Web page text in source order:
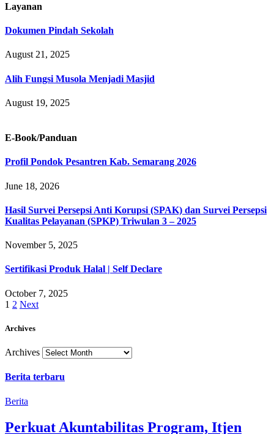
Layanan
Dokumen Pindah Sekolah
August 21, 2025
Alih Fungsi Musola Menjadi Masjid
August 19, 2025
E-Book/Panduan
Profil Pondok Pesantren Kab. Semarang 2026
June 18, 2026
Hasil Survei Persepsi Anti Korupsi (SPAK) dan Survei Persepsi
Kualitas Pelayanan (SPKP) Triwulan 3 – 2025
November 5, 2025
Sertifikasi Produk Halal | Self Declare
October 7, 2025
1 2 Next
Archives
Archives
Berita terbaru
Berita
Perkuat Akuntabilitas Program, Itjen